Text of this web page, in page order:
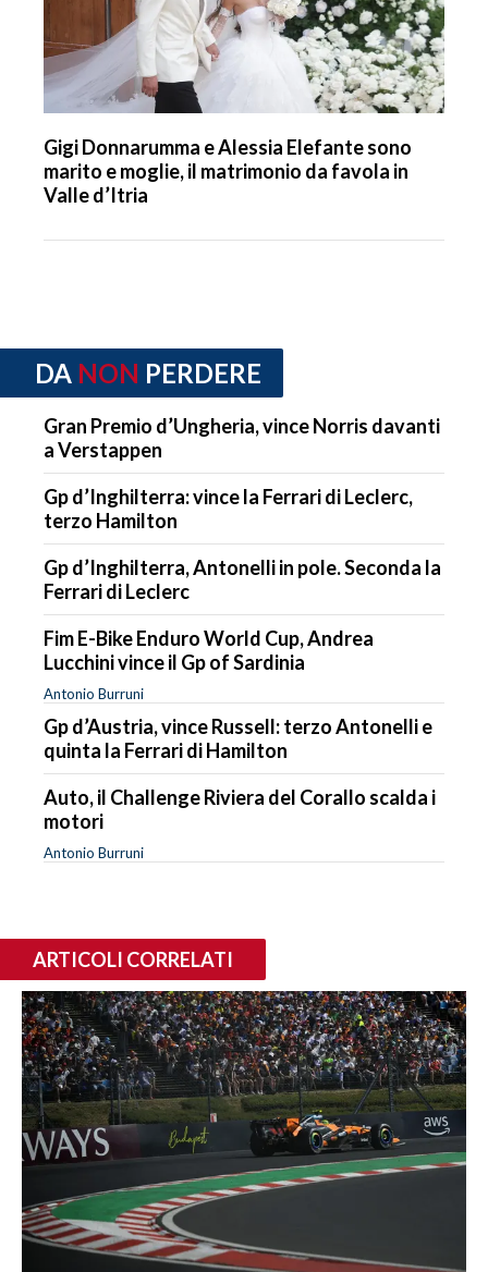
Gigi Donnarumma e Alessia Elefante sono
marito e moglie, il matrimonio da favola in
Valle d’Itria
DA NON PERDERE
Gran Premio d’Ungheria, vince Norris davanti
a Verstappen
Gp d’Inghilterra: vince la Ferrari di Leclerc,
terzo Hamilton
Gp d’Inghilterra, Antonelli in pole. Seconda la
Ferrari di Leclerc
Fim E-Bike Enduro World Cup, Andrea
Lucchini vince il Gp of Sardinia
Antonio Burruni
Gp d’Austria, vince Russell: terzo Antonelli e
quinta la Ferrari di Hamilton
Auto, il Challenge Riviera del Corallo scalda i
motori
Antonio Burruni
ARTICOLI CORRELATI